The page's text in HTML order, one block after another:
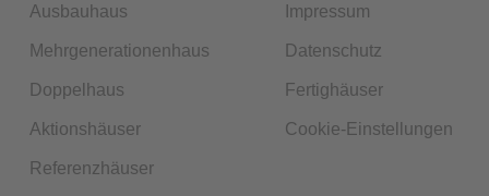
Ausbauhaus
Mehrgenerationenhaus
Doppelhaus
Aktionshäuser
Referenzhäuser
Impressum
Datenschutz
Fertighäuser
Cookie-Einstellungen